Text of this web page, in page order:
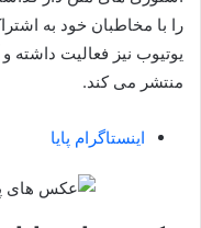
را با مخاطبان خود به
یوتیوب نیز فعالیت داشته
منتشر می کند.
اینستاگرام پایا